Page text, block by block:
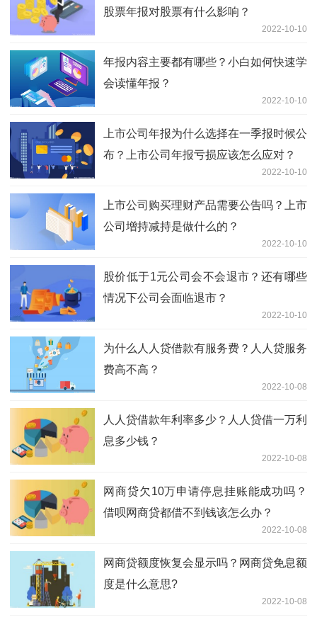
股票年报对股票有什么影响？
2022-10-10
年报内容主要都有哪些？小白如何快速学
会读懂年报？
2022-10-10
上市公司年报为什么选择在一季报时候公
布？上市公司年报亏损应该怎么应对？
2022-10-10
上市公司购买理财产品需要公告吗？上市
公司增持减持是做什么的？
2022-10-10
股价低于1元公司会不会退市？还有哪些
情况下公司会面临退市？
2022-10-10
为什么人人贷借款有服务费？人人贷服务
费高不高？
2022-10-08
人人贷借款年利率多少？人人贷借一万利
息多少钱？
2022-10-08
网商贷欠10万申请停息挂账能成功吗？
借呗网商贷都借不到钱该怎么办？
2022-10-08
网商贷额度恢复会显示吗？网商贷免息额
度是什么意思?
2022-10-08